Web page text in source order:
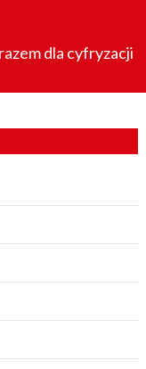
dla cyfryzacji